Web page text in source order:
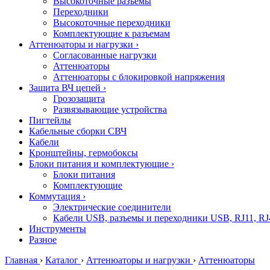
Переходники
Высокоточные переходники
Комплектующие к разъемам
Аттенюаторы и нагрузки ›
Согласованные нагрузки
Аттенюаторы
Аттенюаторы с блокировкой напряжения
Защита ВЧ цепей ›
Грозозащита
Развязывающие устройства
Пигтейлы
Кабельные сборки СВЧ
Кабели
Кронштейны, гермобоксы
Блоки питания и комплектующие ›
Блоки питания
Комплектующие
Коммутация ›
Электрические соединители
Кабели USB, разъемы и переходники USB, RJ11,
Инструменты
Разное
Главная › Каталог › Аттенюаторы и нагрузки › Аттенюаторы